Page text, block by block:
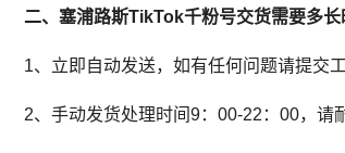
二、塞浦路斯TikTok千粉号交货需要多长
1、立即自动发送，如有任何问题请提交
2、手动发货处理时间9：00-22：00，请